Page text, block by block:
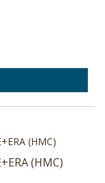
(HMC)